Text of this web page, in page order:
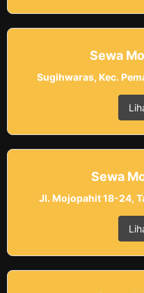
Sewa
Sugihwaras, Kec.
Sewa
Jl. Mojopahit 18-24,